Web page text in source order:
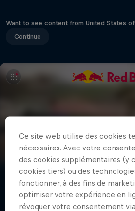
Want to see content from United States
Continue
Athlètes
Infos, histoires, stats, palmarès :
avec les athlètes du monde de
Ce site web utilise des cookies
nécessaires. Avec votre
des cookies supplémentaires (y
cookies tiers) ou des
fonctionner, à des fins de
optimiser votre expérience en
révoquer votre consentement